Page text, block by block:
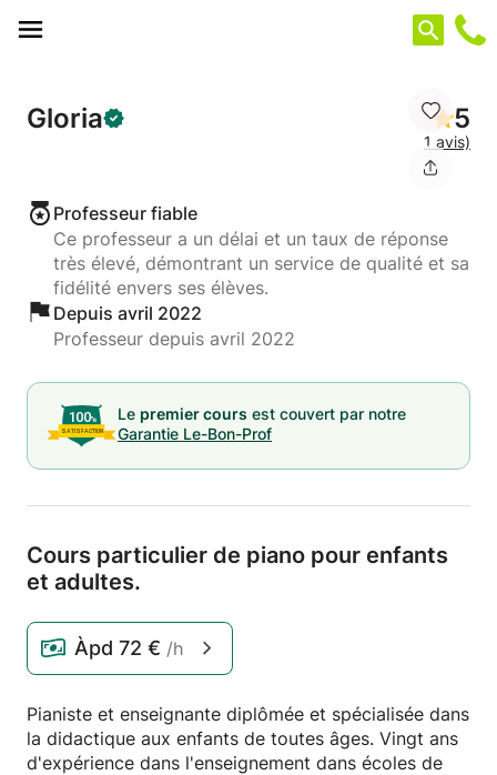
Gloria 5
1 avis)
Professeur fiable
Ce professeur a un délai et un taux de réponse
très élevé, démontrant un service de qualité et sa
fidélité envers ses élèves.
Depuis avril 2022
Professeur depuis avril 2022
Le premier cours est couvert par notre
Garantie Le-Bon-Prof
Cours particulier de piano pour enfants
et adultes.
Àpd 72 € /h
Pianiste et enseignante diplômée et spécialisée dans
la didactique aux enfants de toutes âges. Vingt ans
d'expérience dans l'enseignement dans écoles de